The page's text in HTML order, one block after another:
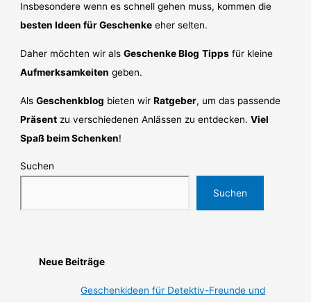
Insbesondere wenn es schnell gehen muss, kommen die
besten Ideen für Geschenke eher selten.
Daher möchten wir alsGeschenke Blog Tipps für kleine
Aufmerksamkeiten geben.
AlsGeschenkblog bieten wirRatgeber, um das passende
Präsent zu verschiedenen Anlässen zu entdecken.Viel
Spaß beim Schenken!
Suchen
Suchen
Neue Beiträge
Geschenkideen für Detektiv-Freunde und